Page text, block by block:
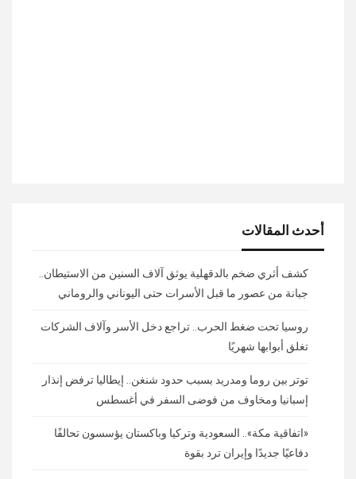
أحدث المقالات
كشف أثري ضخم بالدقهلية يوثق آلاف السنين من الاستيطان..
جبانة من عصور ما قبل الأسرات حتى اليوناني والروماني
روسيا تحت ضغط الحرب.. تراجع دخل الأسر وآلاف الشركات
تغلق أبوابها شهريًا
توتر بين روما ومدريد بسبب حدود شنغن.. إيطاليا ترفض إنذار
إسبانيا ومخاوف من فوضى السفر في أغسطس
«اتفاقية مكة».. السعودية وتركيا وباكستان يؤسسون تحالفًا
دفاعيًا جديدًا وإيران ترد بقوة